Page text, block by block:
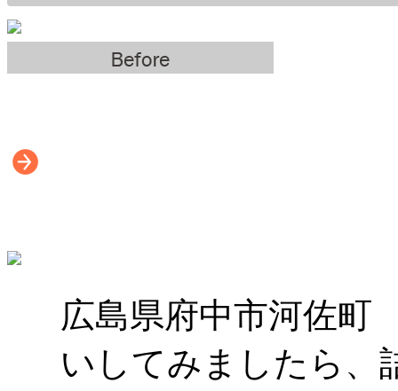
広島県府中市河佐
いしてみましたら、